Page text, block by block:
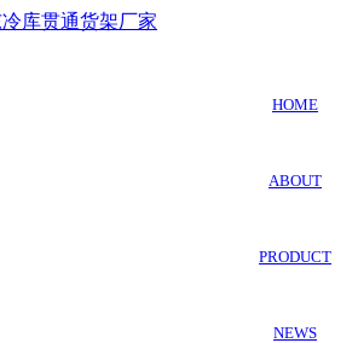
HOME
ABOUT
PRODUCT
NEWS